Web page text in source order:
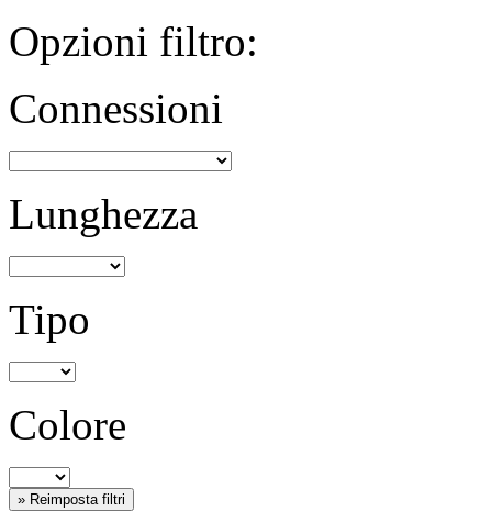
Opzioni filtro:
Connessioni
Lunghezza
Tipo
Colore